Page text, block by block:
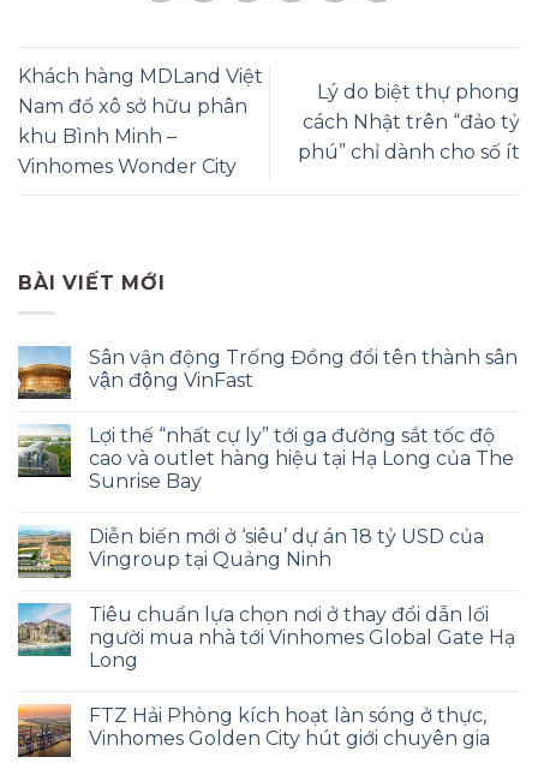
Khách hàng MDLand Việt
Nam đổ xô sở hữu phân
khu Bình Minh –
Vinhomes Wonder City
Lý do biệt thự phong
cách Nhật trên “đảo tỷ
phú” chỉ dành cho số ít
BÀI VIẾT MỚI
Sân vận động Trống Đồng đổi tên thành sân
vận động VinFast
Lợi thế “nhất cự ly” tới ga đường sắt tốc độ
cao và outlet hàng hiệu tại Hạ Long của The
Sunrise Bay
Diễn biến mới ở ‘siêu’ dự án 18 tỷ USD của
Vingroup tại Quảng Ninh
Tiêu chuẩn lựa chọn nơi ở thay đổi dẫn lối
người mua nhà tới Vinhomes Global Gate Hạ
Long
FTZ Hải Phòng kích hoạt làn sóng ở thực,
Vinhomes Golden City hút giới chuyên gia